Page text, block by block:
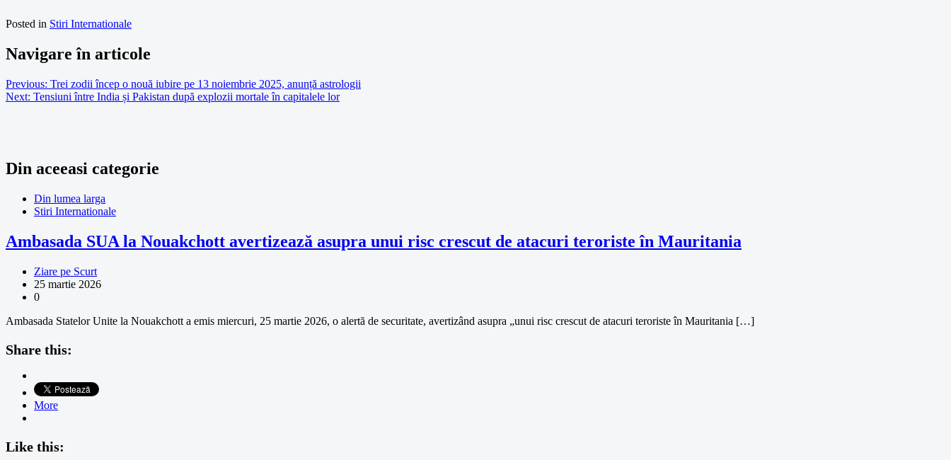
Posted in Stiri Internationale
Navigare în articole
Previous: Trei zodii încep o nouă iubire pe 13 noiembrie 2025, anunță astrologii
Next: Tensiuni între India și Pakistan după explozii mortale în capitalele lor
Din aceeasi categorie
Din lumea larga
Stiri Internationale
Ambasada SUA la Nouakchott avertizează asupra unui risc crescut de atacuri teroriste în Mauritania
Ziare pe Scurt
25 martie 2026
0
Ambasada Statelor Unite la Nouakchott a emis miercuri, 25 martie 2026, o alertă de securitate, avertizând asupra „unui risc crescut de atacuri teroriste în Mauritania […]
Share this:
More
Like this: